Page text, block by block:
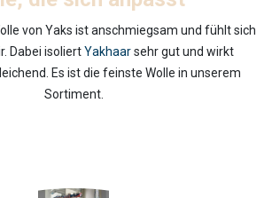
von Yaks ist anschmiegsam und fühlt sich
Dabei isoliertYakhaarsehr gut und wirkt
Es ist die feinste Wolle in unserem
Sortiment.